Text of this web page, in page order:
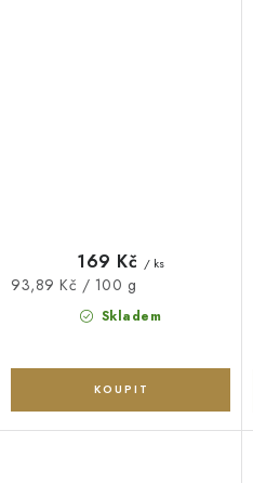
Skladem
169 Kč / ks
Měrná
93,89 Kč / 100 g